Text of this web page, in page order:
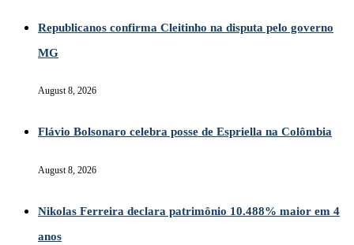
Republicanos confirma Cleitinho na disputa pelo governo
MG
August 8, 2026
Flávio Bolsonaro celebra posse de Espriella na Colômbia
August 8, 2026
Nikolas Ferreira declara patrimônio 10.488% maior em 4
anos